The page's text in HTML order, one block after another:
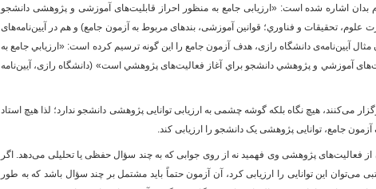
بدان اشاره شده است: «ارزیابی جامع به منظور احراز قابلیت‌های آموزشی و پژوهشی دانشجو
تحقیقات و فناوري؛ قوانین آموزشی، بندهای مربوط به آزمون جامع) و هم در آیین‌نامه‌های
آیین‌نامه‌ی دانشگاه رازی، هدف آزمون جامع را این گونه ترسیم کرده است: «ارزيابي جامع به
آموزشي و پژوهشي دانشجو براي آغاز فعالیت‌های پژوهشي است» (دانشگاه رازی، آیین‌نامه
می‌کنند، هیچ نگاه بلکه گوشه چشمی به ارزیابی توانایی پژوهشی دانشجو ندارد؛ لذا هیچ استاد
جامع، توانایی پژوهشی یک دانشجو را ارزیابی کند.
از فعالیت‌های پژوهشی وی فهمید نه از روی جوابی که به چند سؤال حفظی یا تحلیلی می‌دهد. اگر
می‌توان این توانایی را ارزیابی کرد، آن آزمون حتماً باید مشتمل بر چند سؤال باشد که به طور